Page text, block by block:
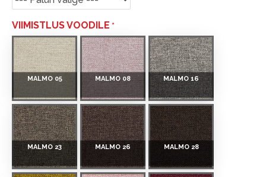
VIIMISTLUS VOODILE
MALMO 05 MALMO 08 MALMO 16
MALMO 23 MALMO 26 MALMO 28